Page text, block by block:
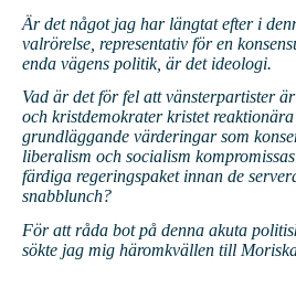
Är det något jag har längtat efter i
valrörelse, representativ för en
enda vägens politik, är det ideologi.
Vad är det för fel att vänsterpartister
och kristdemokrater kristet
grundläggande värderingar som
liberalism och socialism
färdiga regeringspaket innan de
snabblunch?
För att råda bot på denna akuta
sökte jag mig häromkvällen till